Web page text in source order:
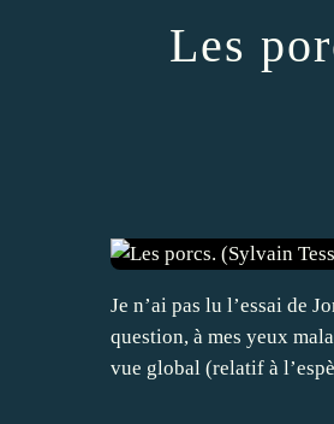
Les
Je n’ai pas lu l’essai de
question, à mes yeux
vue global (relatif à